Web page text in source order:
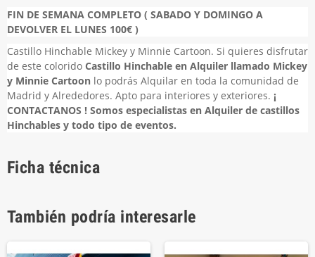
FIN DE SEMANA COMPLETO ( SABADO Y DOMINGO A
DEVOLVER EL LUNES 100€ )
Castillo Hinchable Mickey y Minnie Cartoon. Si quieres disfrutar
de este colorido Castillo Hinchable en Alquiler llamado Mickey
y Minnie Cartoon lo podrás Alquilar en toda la comunidad de
Madrid y Alrededores. Apto para interiores y exteriores. ¡
CONTACTANOS ! Somos especialistas en Alquiler de castillos
Hinchables y todo tipo de eventos.
Ficha técnica
También podría interesarle